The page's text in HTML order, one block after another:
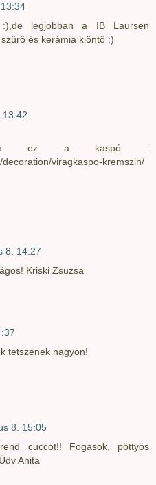
legjobban a IB Laursen
és kerámia kiöntő :)
13:42
ez a kaspó :
viragkaspo-kremszin/
8. 14:27
Kriski Zsuzsa
tetszenek nagyon!
8. 15:05
cuccot!! Fogasok, pöttyös
Anita